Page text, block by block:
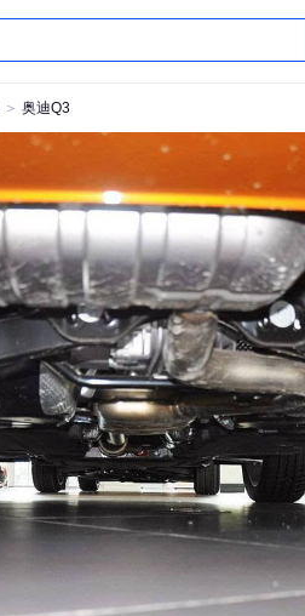
＞ 奥迪Q3